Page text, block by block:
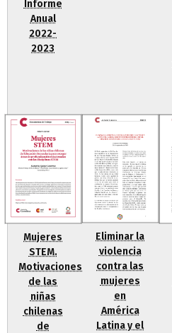
Informe
Anual
2022-
2023
Mujeres
STEM.
Motivaciones
de las
niñas
chilenas
de
Eliminar la
violencia
contra las
mujeres
en
América
Latina y el